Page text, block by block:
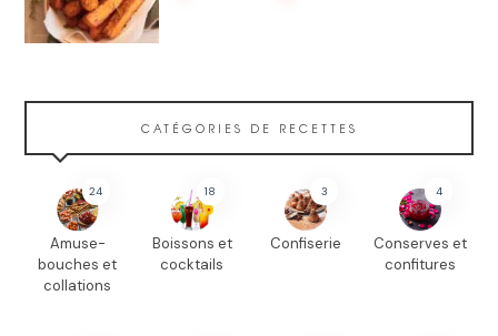
CATÉGORIES DE RECETTES
24
Amuse-
bouches et
collations
18
Boissons et
cocktails
3
Confiserie
4
Conserves et
confitures